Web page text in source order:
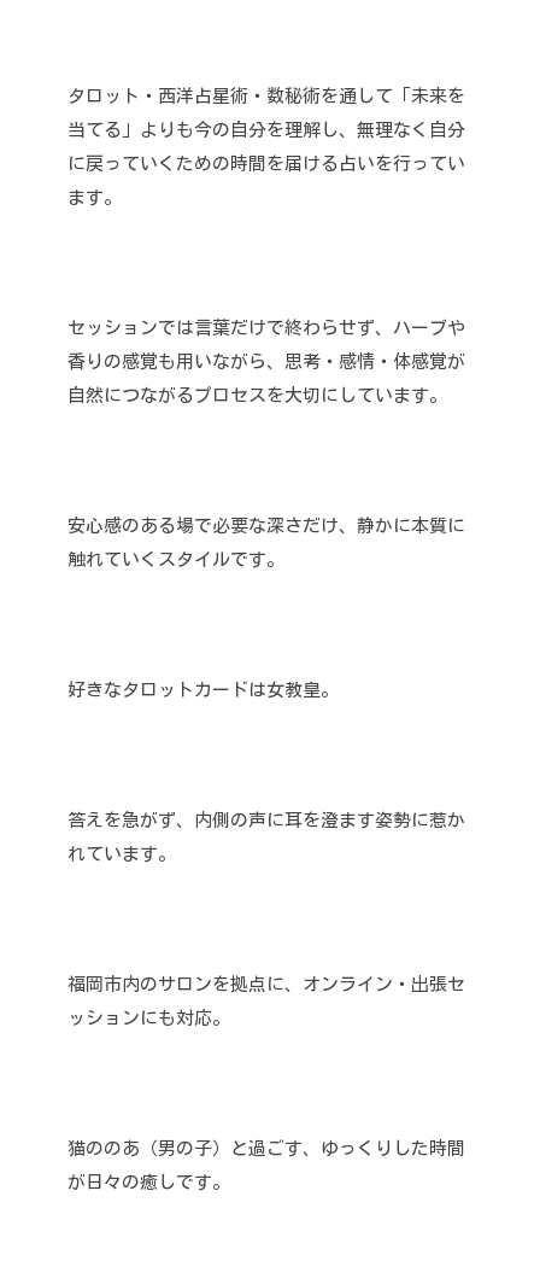
タロット・西洋占星術・数秘術を通して「未来を
当てる」よりも今の自分を理解し、無理なく自分
に戻っていくための時間を届ける占いを行ってい
ます。
セッションでは言葉だけで終わらせず、ハーブや
香りの感覚も用いながら、思考・感情・体感覚が
自然につながるプロセスを大切にしています。
安心感のある場で必要な深さだけ、静かに本質に
触れていくスタイルです。
好きなタロットカードは女教皇。
答えを急がず、内側の声に耳を澄ます姿勢に惹か
れています。
福岡市内のサロンを拠点に、オンライン・出張セ
ッションにも対応。
猫ののあ（男の子）と過ごす、ゆっくりした時間
が日々の癒しです。